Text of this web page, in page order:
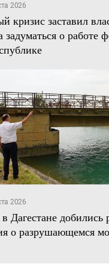
2026
кризис заставил
задуматься о работе
2026
Дагестане добились
о разрушающемся